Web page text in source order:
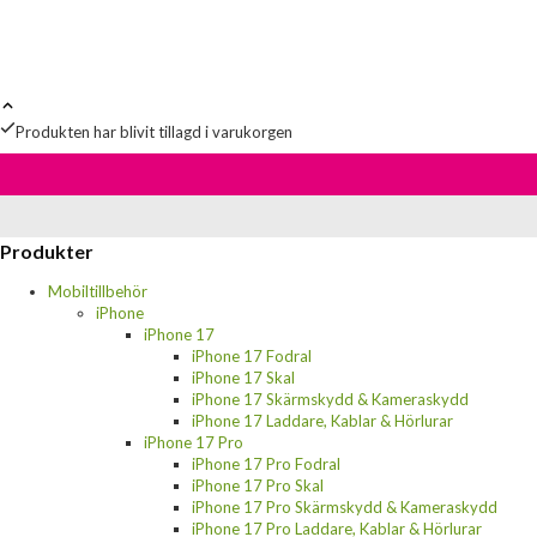
Produkten har blivit tillagd i varukorgen
Produkter
Mobiltillbehör
iPhone
iPhone 17
iPhone 17 Fodral
iPhone 17 Skal
iPhone 17 Skärmskydd & Kameraskydd
iPhone 17 Laddare, Kablar & Hörlurar
iPhone 17 Pro
iPhone 17 Pro Fodral
iPhone 17 Pro Skal
iPhone 17 Pro Skärmskydd & Kameraskydd
iPhone 17 Pro Laddare, Kablar & Hörlurar